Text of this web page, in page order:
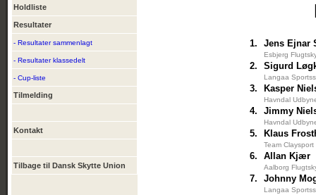
Holdliste
Resultater
- Resultater sammenlagt
- Resultater klassedelt
- Cup-liste
Tilmelding
Kontakt
Tilbage til Dansk Skytte Union
1. Jens Ejnar
Esbjerg
2. Sigurd
Langaa
3. Kasper
Havndal
4. Jimmy
Havndal
5. Klaus
Team
6. Allan Kjær
Aalborg
7. Johnny
Langaa